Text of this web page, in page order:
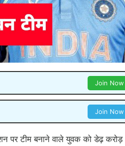
Join Now
Join Now
पर टीम बनाने वाले युवक को डेढ़ करोड़